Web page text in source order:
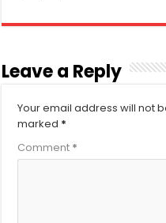
Leave a Reply
Your email address will not
marked *
Comment *